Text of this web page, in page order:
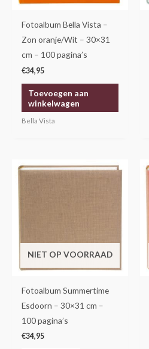
Fotoalbum Bella Vista –
Zon oranje/Wit – 30×31
cm – 100 pagina’s
€34,95
Toevoegen aan
winkelwagen
Bella Vista
NIET OP VOORRAAD
Fotoalbum Summertime
Esdoorn – 30×31 cm –
100 pagina’s
€34,95